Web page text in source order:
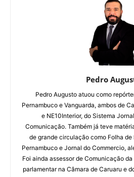
Pedro
Pedro Augusto atuou como
Pernambuco e Vanguarda, ambos de
e NE10Interior, do Sistema
Comunicação. Também já teve
de grande circulação como Folha de
Pernambuco e Jornal do Commercio,
Foi ainda assessor de Comunicação
parlamentar na Câmara de Caruaru e